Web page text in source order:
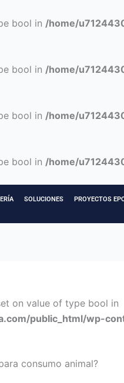
bool in /home/
bool in /home/
bool in /home/
bool in /home/
SOLUCIONES PROYECTOS
on value of type bool in
public_html/wp-
consumo animal?